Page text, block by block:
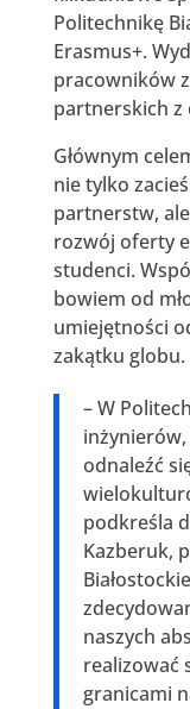
Politechnikę
Erasmus+.
pracowników
partnerskich z
Głównym
nie tylko
partnerstw,
rozwój oferty
studenci.
bowiem od
umiejętności
zakątku globu.
– W
odnaleźć
podkreśla
Kazberuk,
naszych
realizować
granicami